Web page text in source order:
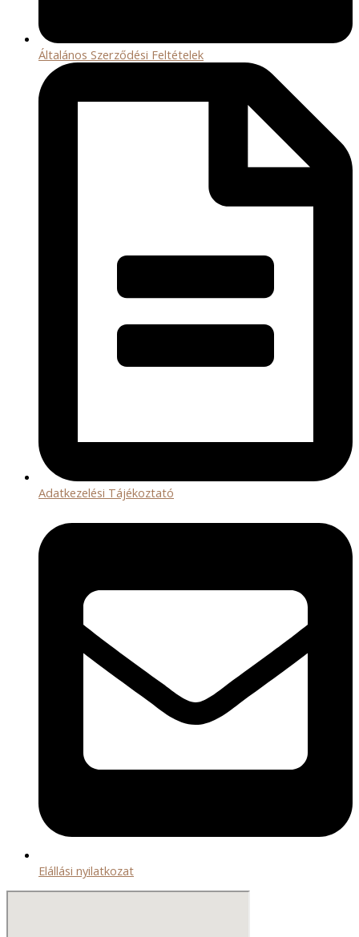
Általános Szerződési Feltételek
Adatkezelési Tájékoztató
Elállási nyilatkozat